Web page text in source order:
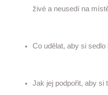
živé a neusedí na
Co udělat, aby si
Jak jej podpořit, aby si